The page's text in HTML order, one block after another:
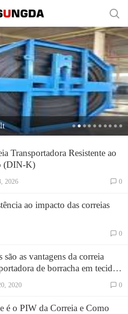
Transportadora Resistente ao
(DIN-K)
2026 0
ao impacto das correias
0
são as vantagens da correia
de borracha em tecido
Belt?
2020 0
é o PIW da Correia e Como